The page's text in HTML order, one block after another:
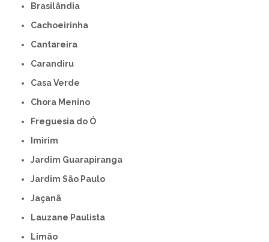
Brasilândia
Cachoeirinha
Cantareira
Carandiru
Casa Verde
Chora Menino
Freguesia do Ó
Imirim
Jardim Guarapiranga
Jardim São Paulo
Jaçanã
Lauzane Paulista
Limão